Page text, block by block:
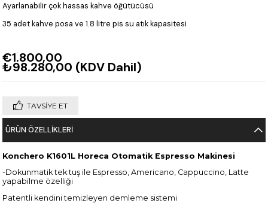
Ayarlanabilir çok hassas kahve öğütücüsü
35 adet kahve posa ve 1.8 litre pis su atık kapasitesi
€1.800,00
₺98.280,00 (KDV Dahil)
TAVSIYE ET
ÜRÜN ÖZELLIKLERI
Konchero K1601L Horeca Otomatik Espresso Makinesi
-Dokunmatik tek tuş ile Espresso, Americano, Cappuccino, Latte
yapabilme özelliği
Patentli kendini temizleyen demleme sistemi